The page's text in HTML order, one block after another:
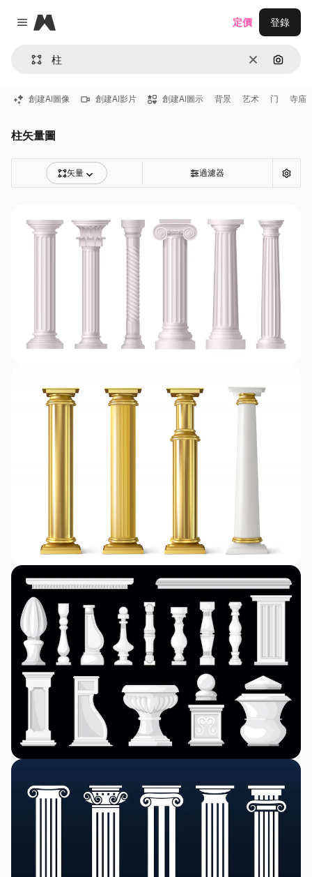
Close menu
Magnific
清除 通過圖
定價 登錄
創建AI圖像 創建AI影片 創建AI圖示 背景 艺术 门 寺庙
柱矢量圖
矢量 過濾器